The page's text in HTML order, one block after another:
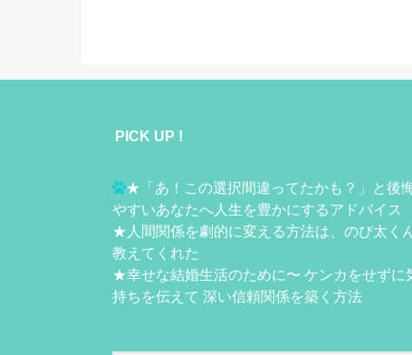
PICK UP !
★ 「あ！この選択間違ってたかも？」と後
やすいあなたへ人生を豊かにするアドバイス
★ 人間関係を劇的に変える方法は、のび太く
教えてくれた
★幸せな結婚生活のために〜 ケンカをせずに
持ちを伝えて 深い信頼関係を築く方法